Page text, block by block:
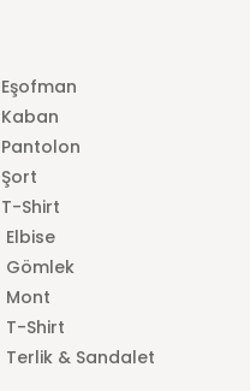
Pantolon
Shirt
Elbise
Gömlek
Mont
T-Shirt
Terlik & Sandalet